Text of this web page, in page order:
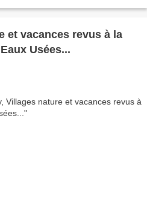
et vacances revus à la
Usées...